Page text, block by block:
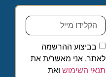
בביצוע ההרשמה
לאתר, אני מאשר/ת את
תנאי השימוש ואת